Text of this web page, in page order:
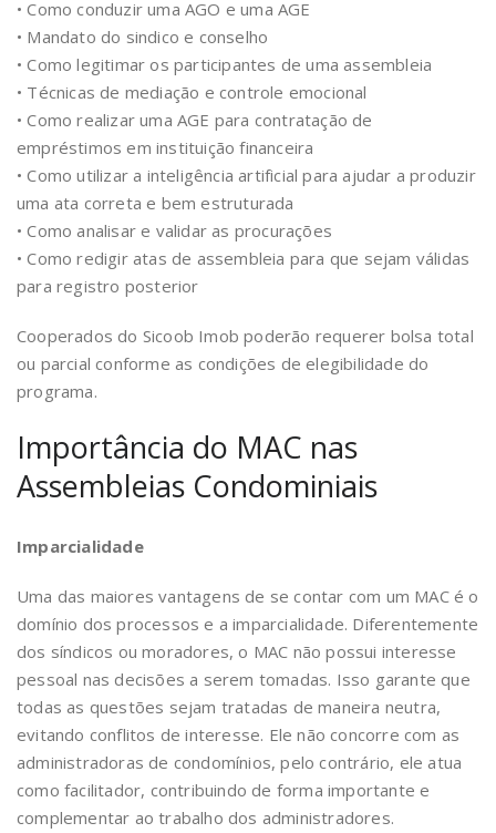
• Como conduzir uma AGO e uma AGE
• Mandato do sindico e conselho
• Como legitimar os participantes de uma assembleia
• Técnicas de mediação e controle emocional
• Como realizar uma AGE para contratação de
empréstimos em instituição financeira
• Como utilizar a inteligência artificial para ajudar a produzir
uma ata correta e bem estruturada
• Como analisar e validar as procurações
• Como redigir atas de assembleia para que sejam válidas
para registro posterior
Cooperados do Sicoob Imob poderão requerer bolsa total
ou parcial conforme as condições de elegibilidade do
programa.
Importância do MAC nas
Assembleias Condominiais
Imparcialidade
Uma das maiores vantagens de se contar com um MAC é o
domínio dos processos e a imparcialidade. Diferentemente
dos síndicos ou moradores, o MAC não possui interesse
pessoal nas decisões a serem tomadas. Isso garante que
todas as questões sejam tratadas de maneira neutra,
evitando conflitos de interesse. Ele não concorre com as
administradoras de condomínios, pelo contrário, ele atua
como facilitador, contribuindo de forma importante e
complementar ao trabalho dos administradores.